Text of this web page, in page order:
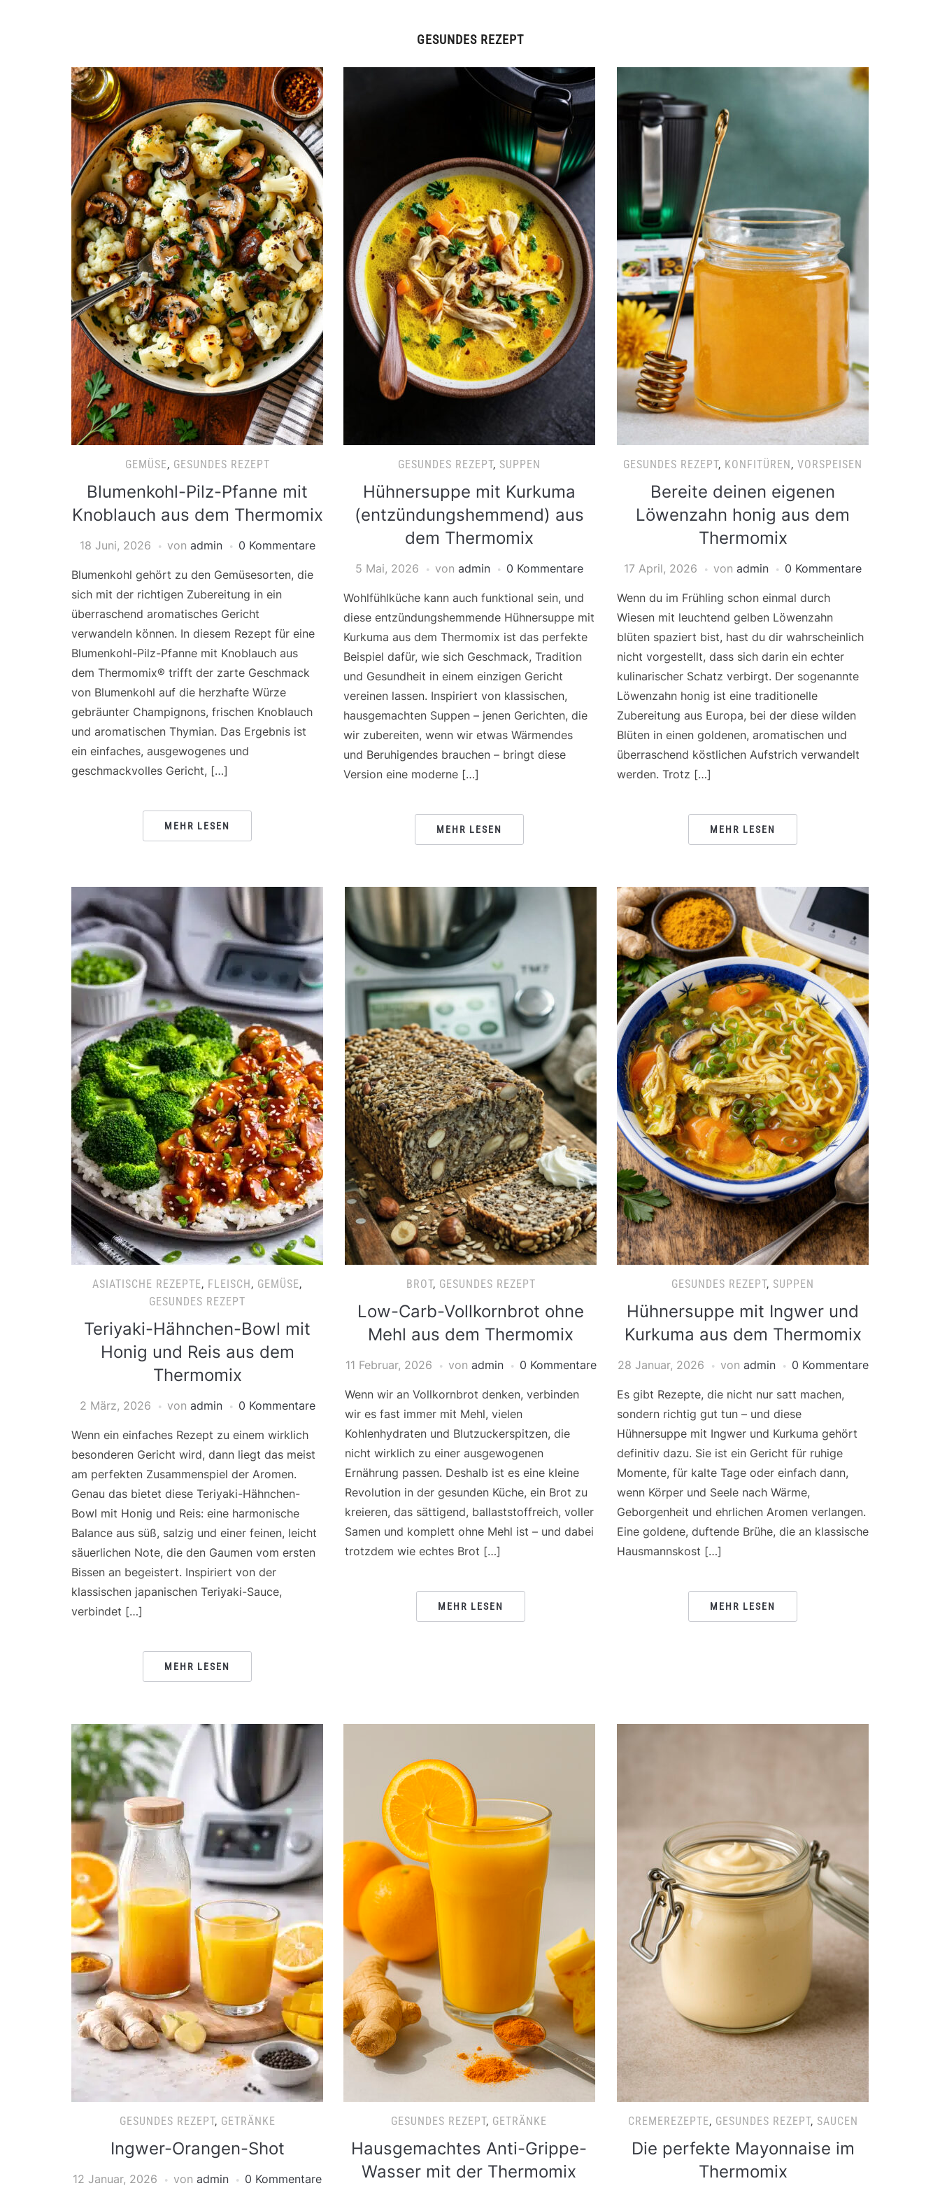
GESUNDES REZEPT
GEMÜSE, GESUNDES REZEPT
Blumenkohl-Pilz-Pfanne mit
Knoblauch aus dem Thermomix
18 Juni, 2026 von admin 0 Kommentare
Blumenkohl gehört zu den Gemüsesorten, die
sich mit der richtigen Zubereitung in ein
überraschend aromatisches Gericht
verwandeln können. In diesem Rezept für eine
Blumenkohl-Pilz-Pfanne mit Knoblauch aus
dem Thermomix® trifft der zarte Geschmack
von Blumenkohl auf die herzhafte Würze
gebräunter Champignons, frischen Knoblauch
und aromatischen Thymian. Das Ergebnis ist
ein einfaches, ausgewogenes und
geschmackvolles Gericht, […]
MEHR LESEN
GESUNDES REZEPT, SUPPEN
Hühnersuppe mit Kurkuma
(entzündungshemmend) aus
dem Thermomix
5 Mai, 2026 von admin 0 Kommentare
Wohlfühlküche kann auch funktional sein, und
diese entzündungshemmende Hühnersuppe mit
Kurkuma aus dem Thermomix ist das perfekte
Beispiel dafür, wie sich Geschmack, Tradition
und Gesundheit in einem einzigen Gericht
vereinen lassen. Inspiriert von klassischen,
hausgemachten Suppen – jenen Gerichten, die
wir zubereiten, wenn wir etwas Wärmendes
und Beruhigendes brauchen – bringt diese
Version eine moderne […]
MEHR LESEN
GESUNDES REZEPT, KONFITÜREN, VORSPEISEN
Bereite deinen eigenen
Löwenzahn honig aus dem
Thermomix
17 April, 2026 von admin 0 Kommentare
Wenn du im Frühling schon einmal durch
Wiesen mit leuchtend gelben Löwenzahn
blüten spaziert bist, hast du dir wahrscheinlich
nicht vorgestellt, dass sich darin ein echter
kulinarischer Schatz verbirgt. Der sogenannte
Löwenzahn honig ist eine traditionelle
Zubereitung aus Europa, bei der diese wilden
Blüten in einen goldenen, aromatischen und
überraschend köstlichen Aufstrich verwandelt
werden. Trotz […]
MEHR LESEN
ASIATISCHE REZEPTE, FLEISCH, GEMÜSE,
GESUNDES REZEPT
Teriyaki-Hähnchen-Bowl mit
Honig und Reis aus dem
Thermomix
2 März, 2026 von admin 0 Kommentare
Wenn ein einfaches Rezept zu einem wirklich
besonderen Gericht wird, dann liegt das meist
am perfekten Zusammenspiel der Aromen.
Genau das bietet diese Teriyaki-Hähnchen-
Bowl mit Honig und Reis: eine harmonische
Balance aus süß, salzig und einer feinen, leicht
säuerlichen Note, die den Gaumen vom ersten
Bissen an begeistert. Inspiriert von der
klassischen japanischen Teriyaki-Sauce,
verbindet […]
MEHR LESEN
BROT, GESUNDES REZEPT
Low-Carb-Vollkornbrot ohne
Mehl aus dem Thermomix
11 Februar, 2026 von admin 0 Kommentare
Wenn wir an Vollkornbrot denken, verbinden
wir es fast immer mit Mehl, vielen
Kohlenhydraten und Blutzuckerspitzen, die
nicht wirklich zu einer ausgewogenen
Ernährung passen. Deshalb ist es eine kleine
Revolution in der gesunden Küche, ein Brot zu
kreieren, das sättigend, ballaststoffreich, voller
Samen und komplett ohne Mehl ist – und dabei
trotzdem wie echtes Brot […]
MEHR LESEN
GESUNDES REZEPT, SUPPEN
Hühnersuppe mit Ingwer und
Kurkuma aus dem Thermomix
28 Januar, 2026 von admin 0 Kommentare
Es gibt Rezepte, die nicht nur satt machen,
sondern richtig gut tun – und diese
Hühnersuppe mit Ingwer und Kurkuma gehört
definitiv dazu. Sie ist ein Gericht für ruhige
Momente, für kalte Tage oder einfach dann,
wenn Körper und Seele nach Wärme,
Geborgenheit und ehrlichen Aromen verlangen.
Eine goldene, duftende Brühe, die an klassische
Hausmannskost […]
MEHR LESEN
GESUNDES REZEPT, GETRÄNKE
Ingwer-Orangen-Shot
12 Januar, 2026 von admin 0 Kommentare
GESUNDES REZEPT, GETRÄNKE
Hausgemachtes Anti-Grippe-
Wasser mit der Thermomix
CREMEREZEPTE, GESUNDES REZEPT, SAUCEN
Die perfekte Mayonnaise im
Thermomix